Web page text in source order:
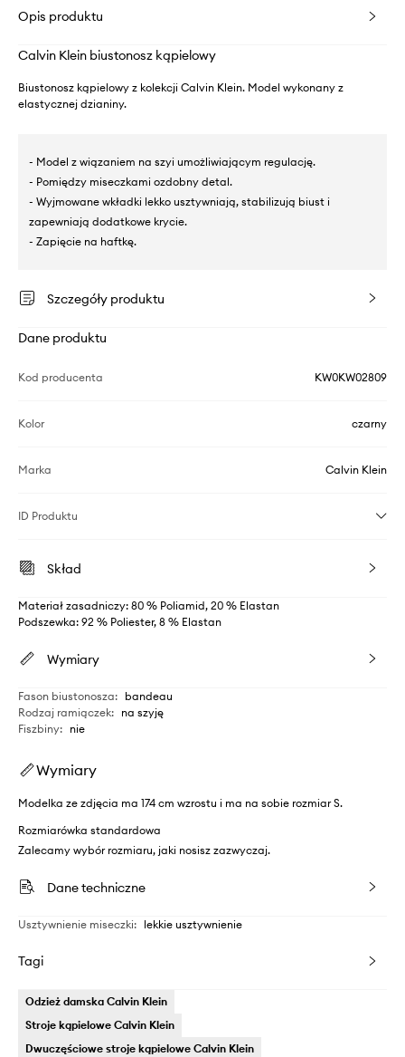
Opis produktu
Calvin Klein biustonosz kąpielowy
Biustonosz kąpielowy z kolekcji Calvin Klein. Model wykonany z
elastycznej dzianiny.
- Model z wiązaniem na szyi umożliwiającym regulację.
- Pomiędzy miseczkami ozdobny detal.
- Wyjmowane wkładki lekko usztywniają, stabilizują biust i
zapewniają dodatkowe krycie.
- Zapięcie na haftkę.
Szczegóły produktu
Dane produktu
Kod producenta KW0KW02809
Kolor czarny
Marka Calvin Klein
ID Produktu
Skład
Materiał zasadniczy: 80 % Poliamid, 20 % Elastan
Podszewka: 92 % Poliester, 8 % Elastan
Wymiary
Fason biustonosza: bandeau
Rodzaj ramiączek: na szyję
Fiszbiny: nie
Wymiary
Modelka ze zdjęcia ma 174 cm wzrostu i ma na sobie rozmiar S.
Rozmiarówka standardowa
Zalecamy wybór rozmiaru, jaki nosisz zazwyczaj.
Dane techniczne
Usztywnienie miseczki: lekkie usztywnienie
Tagi
Odzież damska Calvin Klein
Stroje kąpielowe Calvin Klein
Dwuczęściowe stroje kąpielowe Calvin Klein